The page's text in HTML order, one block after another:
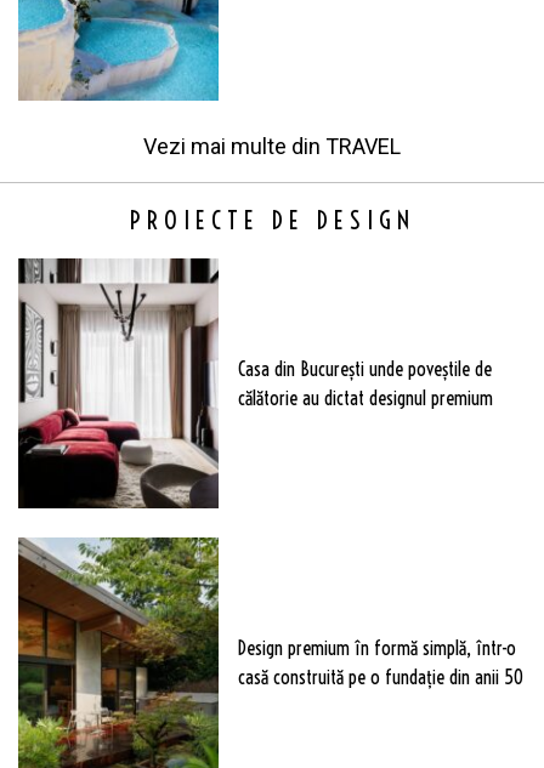
Vezi mai multe din TRAVEL
PROIECTE DE DESIGN
Casa din București unde poveștile de
călătorie au dictat designul premium
Design premium în formă simplă, într-o
casă construită pe o fundație din anii 50